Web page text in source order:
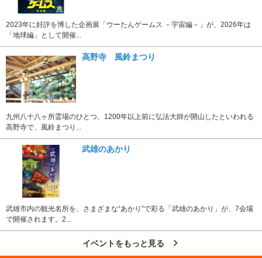
2023年に好評を博した企画展「ウーたんゲームス －宇宙編－」が、2026年は
「地球編」として開催...
高野寺 風鈴まつり
九州八十八ヶ所霊場のひとつ、1200年以上前に弘法大師が開山したといわれる
高野寺で、風鈴まつり...
武雄のあかり
武雄市内の観光名所を、さまざまな“あかり”で彩る「武雄のあかり」が、7会場
で開催されます。2...
イベントをもっと見る